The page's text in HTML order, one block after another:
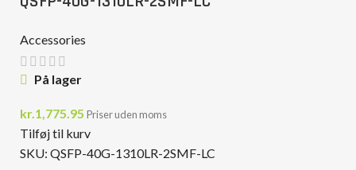
Accessories
På lager
kr. 1,775.95 Priser uden moms
Tilføj til kurv
SKU: QSFP-40G-1310LR-2SMF-LC